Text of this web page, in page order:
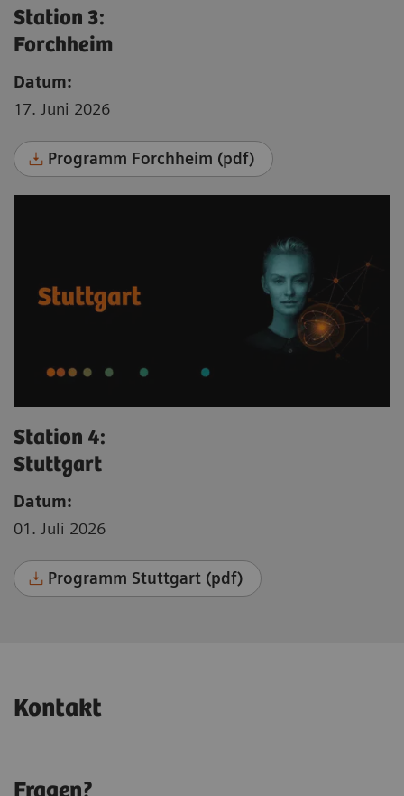
Station 3:
Forchheim
Datum:
17. Juni 2026
Programm Forchheim (pdf)
Station 4:
Stuttgart
Datum:
01. Juli 2026
Programm Stuttgart (pdf)
Kontakt
Fragen?